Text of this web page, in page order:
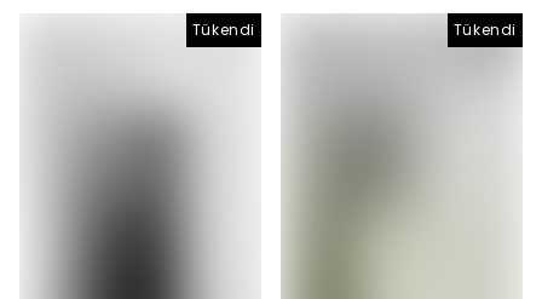
Tükendi Tükendi
Tükendi